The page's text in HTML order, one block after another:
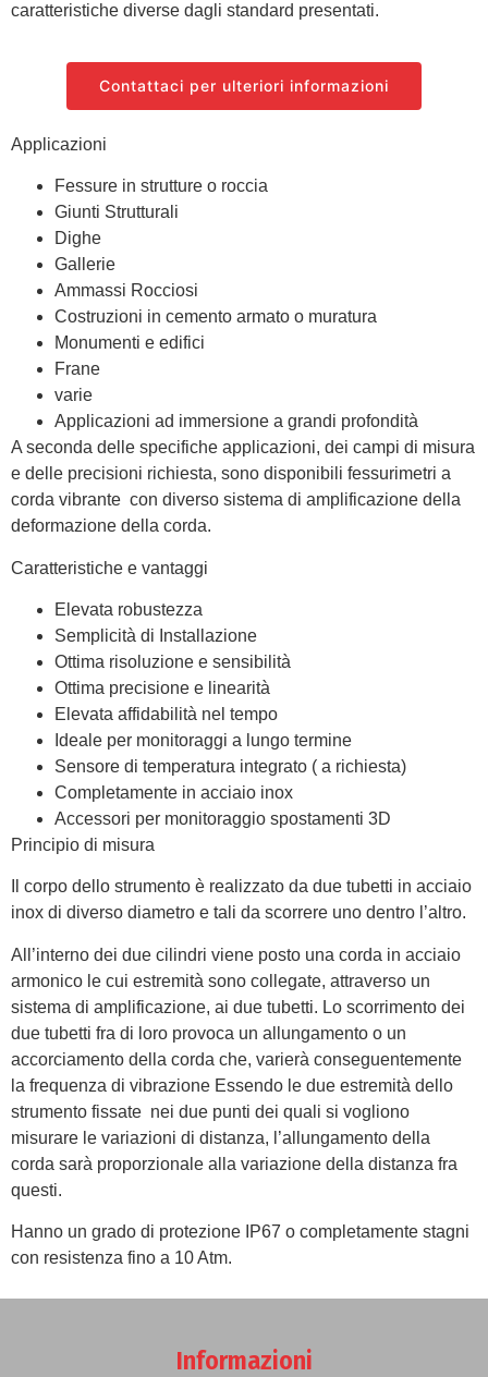
caratteristiche diverse dagli standard presentati.
Contattaci per ulteriori informazioni
Applicazioni
Fessure in strutture o roccia
Giunti Strutturali
Dighe
Gallerie
Ammassi Rocciosi
Costruzioni in cemento armato o muratura
Monumenti e edifici
Frane
varie
Applicazioni ad immersione a grandi profondità
A seconda delle specifiche applicazioni, dei campi di misura
e delle precisioni richiesta, sono disponibili fessurimetri a
corda vibrante con diverso sistema di amplificazione della
deformazione della corda.
Caratteristiche e vantaggi
Elevata robustezza
Semplicità di Installazione
Ottima risoluzione e sensibilità
Ottima precisione e linearità
Elevata affidabilità nel tempo
Ideale per monitoraggi a lungo termine
Sensore di temperatura integrato ( a richiesta)
Completamente in acciaio inox
Accessori per monitoraggio spostamenti 3D
Principio di misura
Il corpo dello strumento è realizzato da due tubetti in acciaio
inox di diverso diametro e tali da scorrere uno dentro l’altro.
All’interno dei due cilindri viene posto una corda in acciaio
armonico le cui estremità sono collegate, attraverso un
sistema di amplificazione, ai due tubetti. Lo scorrimento dei
due tubetti fra di loro provoca un allungamento o un
accorciamento della corda che, varierà conseguentemente
la frequenza di vibrazione Essendo le due estremità dello
strumento fissate nei due punti dei quali si vogliono
misurare le variazioni di distanza, l’allungamento della
corda sarà proporzionale alla variazione della distanza fra
questi.
Hanno un grado di protezione IP67 o completamente stagni
con resistenza fino a 10 Atm.
Informazioni